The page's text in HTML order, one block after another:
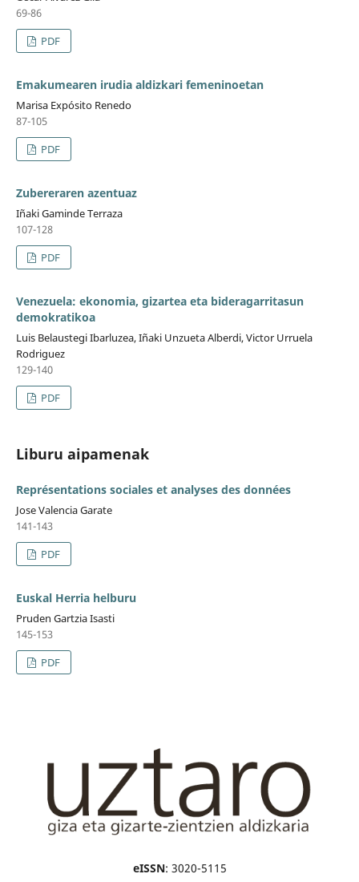
69-86
PDF
Emakumearen irudia aldizkari femeninoetan
Marisa Expósito Renedo
87-105
PDF
Zubereraren azentuaz
Iñaki Gaminde Terraza
107-128
PDF
Venezuela: ekonomia, gizartea eta bideragarritasun
demokratikoa
Luis Belaustegi Ibarluzea, Iñaki Unzueta Alberdi, Victor Urruela
Rodriguez
129-140
PDF
Liburu aipamenak
Représentations sociales et analyses des données
Jose Valencia Garate
141-143
PDF
Euskal Herria helburu
Pruden Gartzia Isasti
145-153
PDF
eISSN: 3020-5115